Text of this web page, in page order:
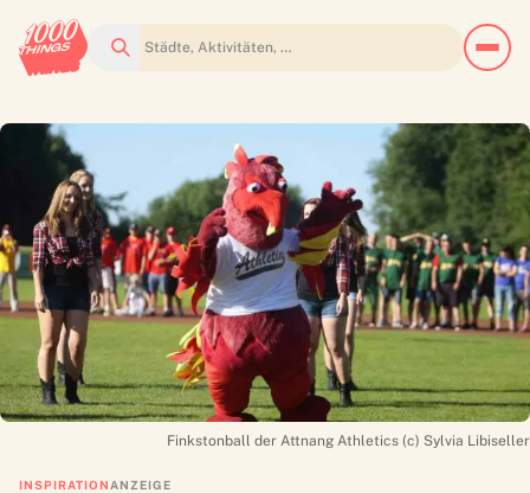
Suchen
Finkstonball der Attnang Athletics (c) Sylvia Libiseller
INSPIRATION ANZEIGE